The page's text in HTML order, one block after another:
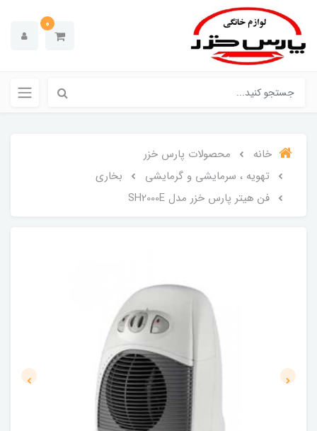
0
خانه
محصولات پارس خزر
تهویه ، سرمایشی و گرمایشی
بخاری
فن هیتر پارس خزر مدل SH2000E